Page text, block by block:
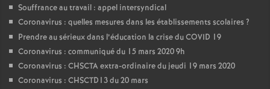
Souffrance au travail : appel intersyndical
Coronavirus : quelles mesures dans les établissements scolaires ?
Prendre au sérieux dans l’éducation la crise du COVID 19
Coronavirus : communiqué du 15 mars 2020 9h
Coronavirus : CHSCTA extra-ordinaire du jeudi 19 mars 2020
Coronavirus : CHSCTD13 du 20 mars